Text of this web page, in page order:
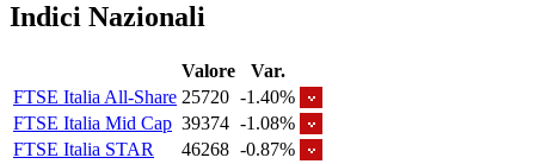
Indici Nazionali
Valore
Var.
FTSE Italia All-Share 25720 -1.40%
FTSE Italia Mid Cap 39374 -1.08%
FTSE Italia STAR
46268 -0.87%